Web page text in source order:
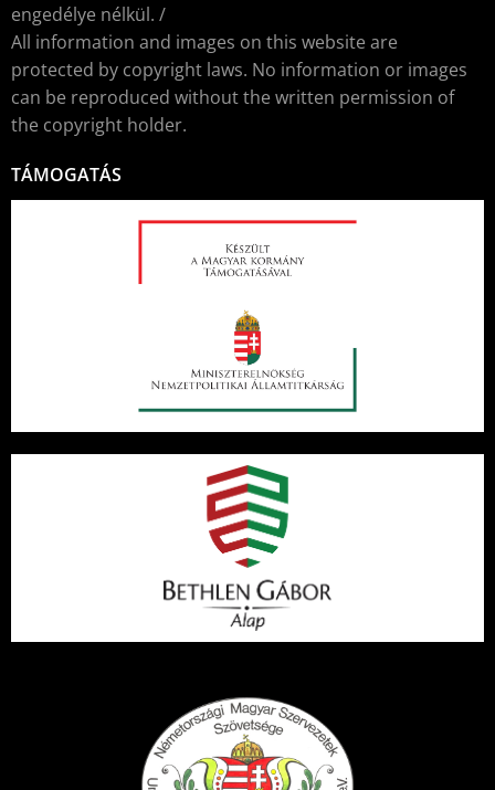
engedélye nélkül. /
All information and images on this website are
protected by copyright laws. No information or images
can be reproduced without the written permission of
the copyright holder.
TÁMOGATÁS